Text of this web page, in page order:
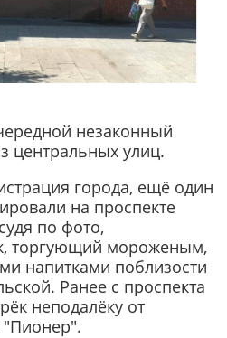
незаконный
центральных улиц.
города, ещё один
на проспекте
по фото,
торгующий мороженым,
напитками поблизости
Ранее с проспекта
неподалёку от
"Пионер".